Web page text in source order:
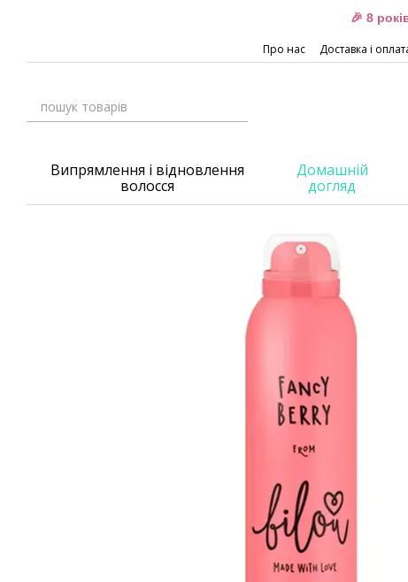
🎉 8
Про нас Доставка і
Випрямлення і відновлення
волосся
Домашній
догляд